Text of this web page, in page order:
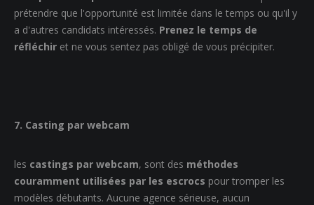
prétendre que l'opportunité est limitée dans le temps ou qu'il y
a d'autres candidats intéressés. Prenez le temps de
réfléchir et ne vous sentez pas obligé de vous précipiter.
7. Casting par webcam
les castings par webcam, sont des méthodes
couramment utilisées par les escrocs pour tromper les
modèles débutants. Aucune agence sérieuse, aucun